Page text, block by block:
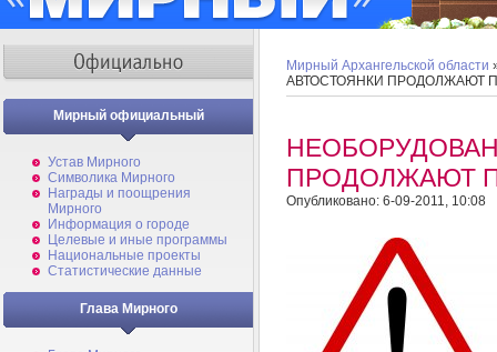
Мирный официальный
Устав Мирного
Символика Мирного
Награды и поощрения
Мирного
Информация о городе
Целевые и иные программы
Национальные проекты
Статистические данные
Глава Мирного
Мирный Архангельской области
АВТОСТОЯНКИ ПРОДОЛЖАЮТ
ПРОДОЛЖАЮТ
Опубликовано: 6-09-2011, 10:08